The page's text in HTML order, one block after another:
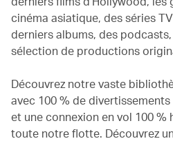
cinéma asiatique, des séries
derniers albums, des
sélection de productions
Découvrez notre vaste
avec 100 % de
et une connexion en vol 100
toute notre flotte. Découvrez